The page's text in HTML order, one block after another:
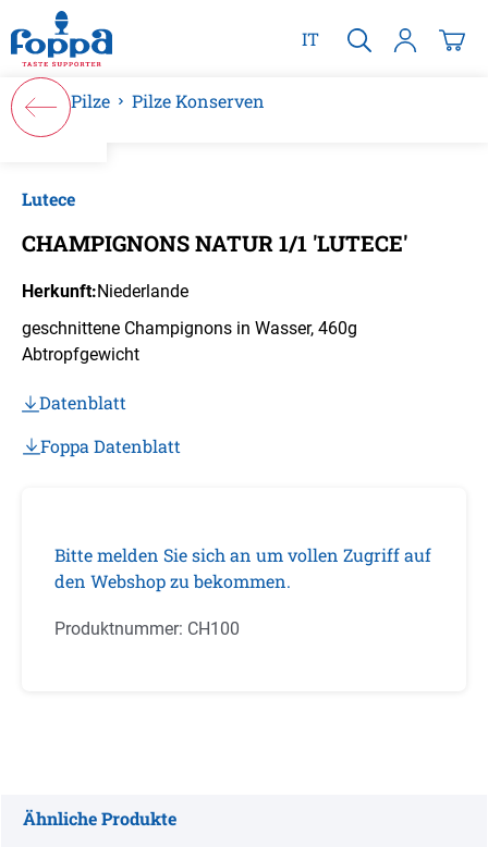
springen
IT
Pilze Pilze Konserven
Lutece
CHAMPIGNONS NATUR 1/1 'LUTECE'
Herkunft:Niederlande
geschnittene Champignons in Wasser, 460g
Abtropfgewicht
Datenblatt
Foppa Datenblatt
Bitte melden Sie sich an um vollen Zugriff auf
den Webshop zu bekommen.
Produktnummer: CH100
Ähnliche Produkte